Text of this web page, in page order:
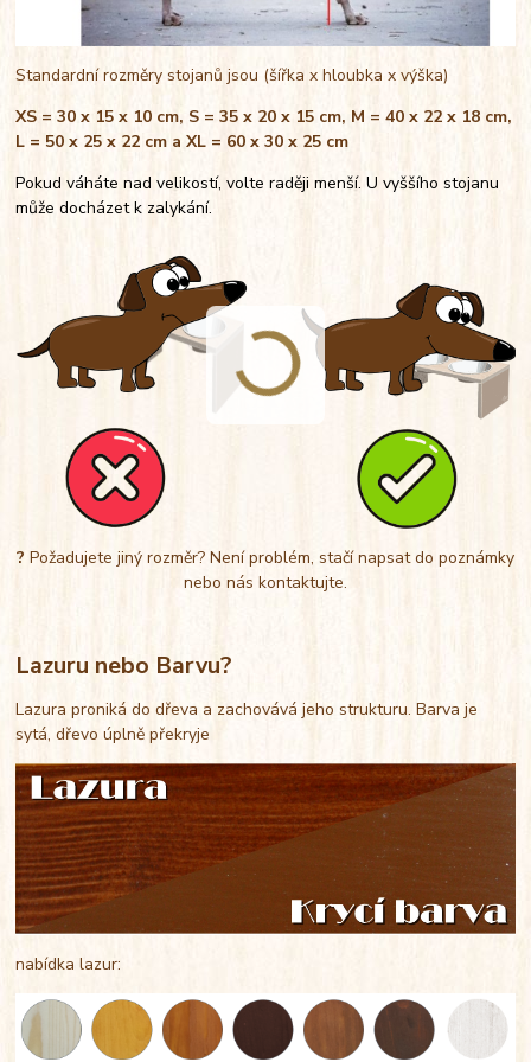
Standardní rozměry stojanů jsou (šířka x hloubka x výška)
XS = 30 x 15 x 10 cm, S = 35 x 20 x 15 cm, M = 40 x 22 x 18 cm,
L = 50 x 25 x 22 cm a XL = 60 x 30 x 25 cm
Pokud váháte nad velikostí, volte raději menší. U vyššího stojanu
může docházet k zalykání.
? Požadujete jiný rozměr? Není problém, stačí napsat do poznámky
nebo nás kontaktujte.
Lazuru nebo Barvu?
Lazura proniká do dřeva a zachovává jeho strukturu. Barva je
sytá, dřevo úplně překryje
nabídka lazur: